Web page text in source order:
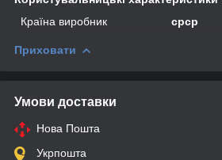
Країна виробник
срср
Приховати
Умови доставки
Нова Пошта
Укрпошта